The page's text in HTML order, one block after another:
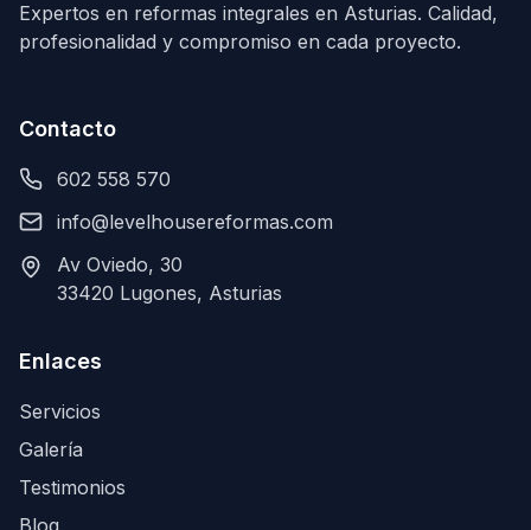
Expertos en reformas integrales en Asturias. Calidad,
profesionalidad y compromiso en cada proyecto.
Contacto
602 558 570
info@levelhousereformas.com
Av Oviedo, 30
33420 Lugones, Asturias
Enlaces
Servicios
Galería
Testimonios
Blog